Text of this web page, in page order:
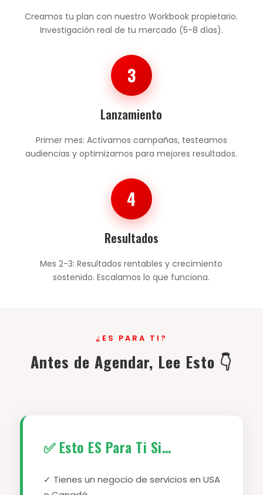
Creamos tu plan con nuestro Workbook propietario.
Investigación real de tu mercado (5-8 días).
3
Lanzamiento
Primer mes: Activamos campañas, testeamos
audiencias y optimizamos para mejores resultados.
4
Resultados
Mes 2-3: Resultados rentables y crecimiento
sostenido. Escalamos lo que funciona.
¿ES PARA TI?
Antes de Agendar, Lee Esto 👇
✅ Esto ES Para Ti Si…
✓ Tienes un negocio de servicios en USA